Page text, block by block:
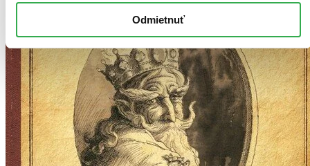
Odmietnuť